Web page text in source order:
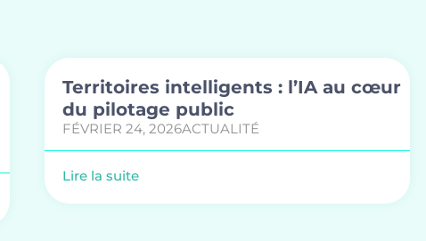
Territoires intelligents : l’IA au cœur
du pilotage public
FÉVRIER 24, 2026ACTUALITÉ
Lire la suite